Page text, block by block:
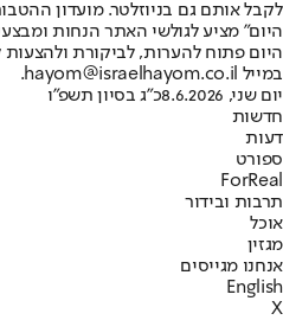
לקבל אותם גם בניוזלטר. מועדון
היום" מציע לגולשי האתר הנחות
היום פתוח להערות, לביקורת ולהצעות
במייל hayom@israelhayom.co.il.
יום שני, 8.6.2026
כ"ג בסיון תשפ"ו
חדשות
דעות
ספורט
ForReal
תרבות ובידור
אוכל
מגזין
אנחנו מגייסים
English
X